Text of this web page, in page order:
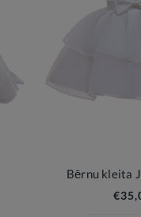
Bērnu kleita